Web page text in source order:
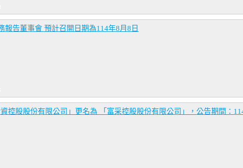
報告董事會 預計召開日期為114年8月8日
控股股份有限公司」更名為 「富采控股股份有限公司」，公告期間：